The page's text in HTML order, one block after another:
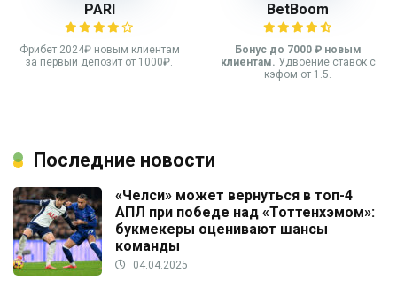
PARI
Фрибет 2024₽ новым клиентам
за первый депозит от 1000₽.
BetBoom
Бонус до 7000 ₽ новым
клиентам. Удвоение ставок с
кэфом от 1.5.
Последние новости
«Челси» может вернуться в топ-4
АПЛ при победе над «Тоттенхэмом»:
букмекеры оценивают шансы
команды
04.04.2025